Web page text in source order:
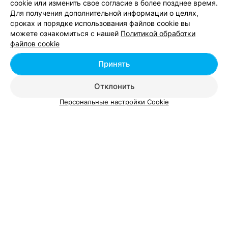
Моделирование и окраска бровей гель-краской
Elan
от 20 руб.
Моделирование и покраска бровей хной
от 20 руб.
Окрашивание бровей хной
от 15 руб.
Окрашивание бровей/ресниц
Укладка волос + моделирование бровей
cookie или изменить свое согласие в более позднее время.
Для получения дополнительной информации о целях,
сроках и порядке использования файлов cookie вы
можете ознакомиться с нашей Политикой обработки
файлов cookie
Отклонить
Принять
Персональные настройки Cookie